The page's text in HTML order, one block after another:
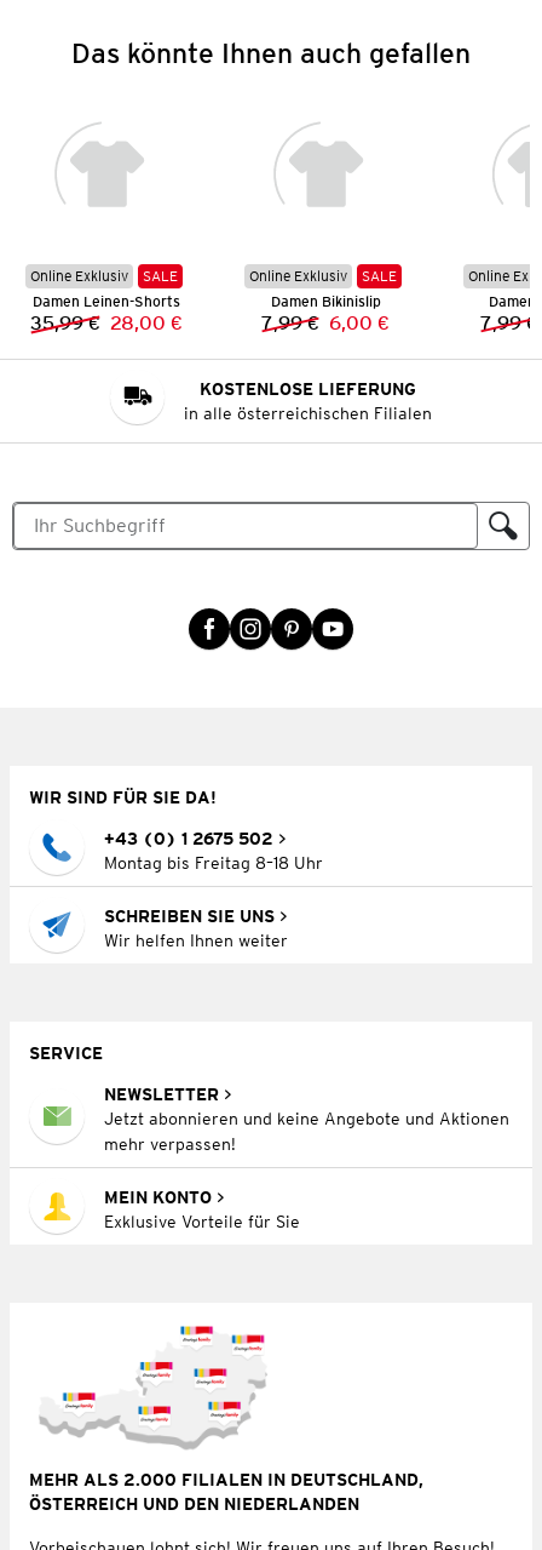
Das könnte Ihnen auch gefallen
Online Exklusiv
SALE
Damen Leinen-Shorts
Vorheriger Preis:
35,99 € Neuer Preis:
28,00 €
Online Exklusiv
SALE
Damen Bikinislip
Vorheriger Preis:
7,99 € Neuer Preis:
6,00 €
Online
Damen
7,99 €
KOSTENLOSE LIEFERUNG
in alle österreichischen Filialen
WIR SIND FÜR SIE DA!
+43 (0) 1 2675 502
Montag bis Freitag 8–18 Uhr
SCHREIBEN SIE UNS
Wir helfen Ihnen weiter
SERVICE
NEWSLETTER
Jetzt abonnieren und keine Angebote und Aktionen
mehr verpassen!
MEIN KONTO
Exklusive Vorteile für Sie
MEHR ALS 2.000 FILIALEN IN DEUTSCHLAND,
ÖSTERREICH UND DEN NIEDERLANDEN